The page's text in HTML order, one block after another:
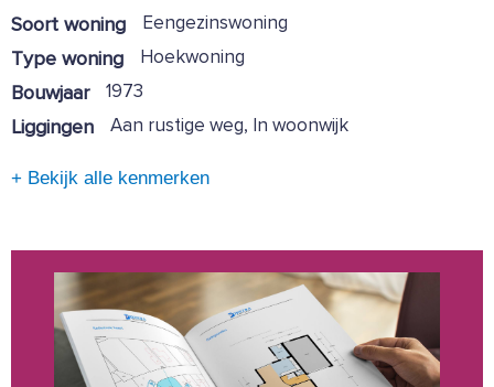
Soort woning Eengezinswoning
Type woning Hoekwoning
Bouwjaar 1973
Liggingen Aan rustige weg, In woonwijk
+ Bekijk alle kenmerken